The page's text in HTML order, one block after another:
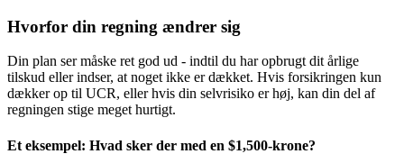
Hvorfor din regning ændrer sig
Din plan ser måske ret god ud - indtil du har opbrugt dit årlige
tilskud eller indser, at noget ikke er dækket. Hvis forsikringen kun
dækker op til UCR, eller hvis din selvrisiko er høj, kan din del af
regningen stige meget hurtigt.
Et eksempel: Hvad sker der med en $1,500-krone?